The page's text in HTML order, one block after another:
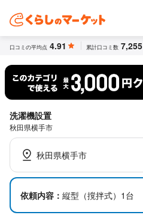
口コミの平均点 4.91 累計口コミ数 7,255
洗濯機設置
秋田県横手市
秋田県横手市
依頼内容： 縦型（撹拌式）1台